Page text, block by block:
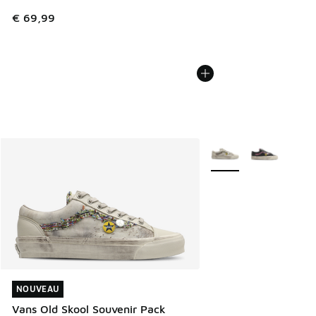
€ 69,99
NOUVEAU
Vans Old Skool Souvenir Pack
NOUVEAU
Plus de couleurs